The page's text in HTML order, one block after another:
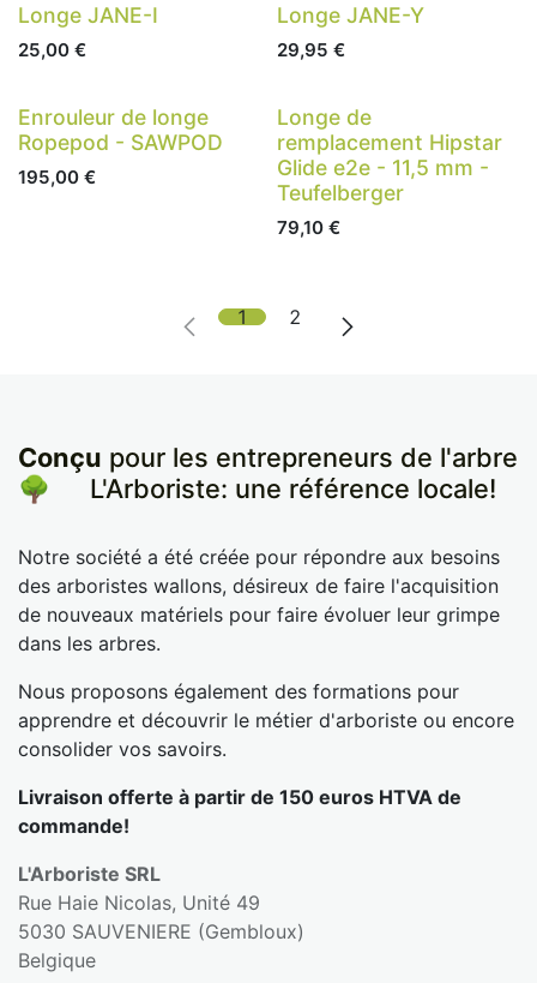
Longe JANE-I
25,00 €
Longe JANE-Y
29,95 €
Enrouleur de longe
Ropepod - SAWPOD
195,00 €
Nouveau !
Longe de
remplacement Hipstar
Glide e2e - 11,5 mm -
Teufelberger
79,10 €
1 2
Conçu pour les entrepreneurs de l'arbre
🌳
​L'Arboriste: une référence locale!
Notre société a été créée pour répondre aux besoins
des arboristes wallons, désireux de faire l'acquisition
de nouveaux matériels pour faire évoluer leur grimpe
dans les arbres.
Nous proposons également des formations pour
apprendre et découvrir le métier d'arboriste ou encore
consolider vos savoirs.
Livraison offerte à partir de 150 euros HTVA de
commande!
L'Arboriste SRL
Rue Haie Nicolas, Unité 49
5030 SAUVENIERE (Gembloux)
Belgique